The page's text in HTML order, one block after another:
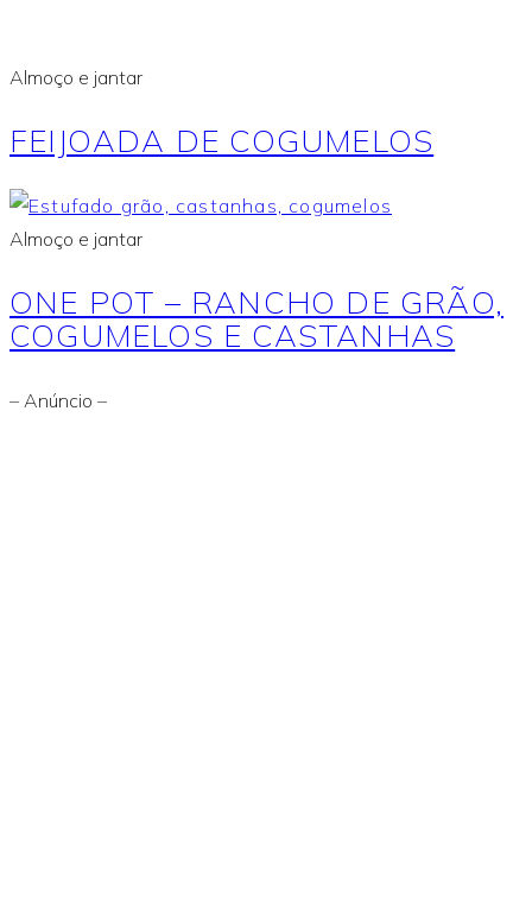
Almoço e jantar
FEIJOADA DE COGUMELOS
Almoço e jantar
ONE POT – RANCHO DE GRÃO,
COGUMELOS E CASTANHAS
– Anúncio –